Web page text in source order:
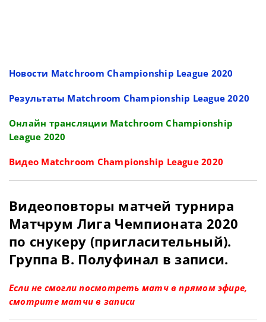
Новости Matchroom Championship League 2020
Результаты Matchroom Championship League 2020
Онлайн трансляции Matchroom Championship
League 2020
Видео Matchroom Championship League 2020
Видеоповторы матчей турнира
Матчрум Лига Чемпионата 2020
по снукеру (пригласительный).
Группа В. Полуфинал в записи.
Если не смогли посмотреть матч в прямом эфире,
смотрите матчи в записи